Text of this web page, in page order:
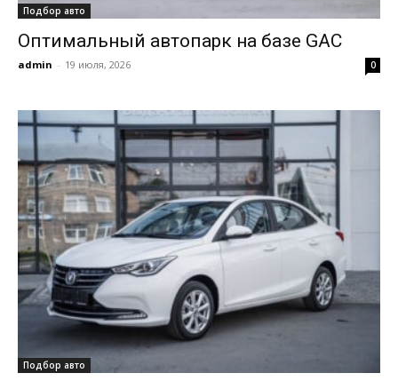
Подбор авто
Оптимальный автопарк на базе GAC
admin - 19 июля, 2026 0
Подбор авто